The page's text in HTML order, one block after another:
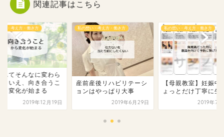
関連記事はこちら
い・考え方・働き方
んてそんなに変わら
？いえ、向き合うこ
ら変化が始まる
2019年12月19日
私の想い・考え方・働き方
産前産後リハビリテーシ
ョンはやっぱり大事
2019年6月29日
私の想い・考え方・働き方
【母親教室】妊娠中
ょっとだけ丁寧に生
2019年7